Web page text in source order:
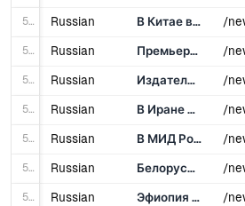
51 Russian В Китае в 2024 году запустили более 60 тысяч проектов реновации
52 Russian Премьерный фильм TV BRICS о добыче золота на Урале представлен профессионалам отрасли в Екатеринбурге
53 Russian Издательства из 80 стран принимают участие в Каирской международной книжной ярмарке
54 Russian В Иране представили умную одежду для пожарных
55 Russian В МИД России заявили о поддержке стремления Азербайджана к сотрудничеству с БРИКС
56 Russian Белоруссия намерена присоединиться к Новому банку развития БРИКС
57 Russian Эфиопия заработала 1,5 млрд долларов США на экспорте золота за шесть месяцев